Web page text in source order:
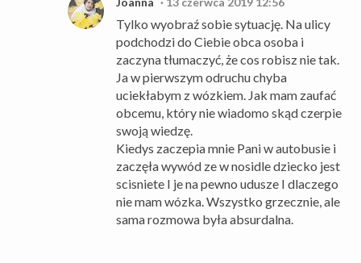
Tylko wyobraź sobie sytuację. Na ulicy
podchodzi do Ciebie obca osoba i
zaczyna tłumaczyć, że cos robisz nie tak.
Ja w pierwszym odruchu chyba
uciekłabym z wózkiem. Jak mam zaufać
obcemu, który nie wiadomo skąd czerpie
swoją wiedzę.
Kiedys zaczepia mnie Pani w autobusie i
zaczęła wywód ze w nosidle dziecko jest
scisniete I je na pewno udusze I dlaczego
nie mam wózka. Wszystko grzecznie, ale
sama rozmowa była absurdalna.